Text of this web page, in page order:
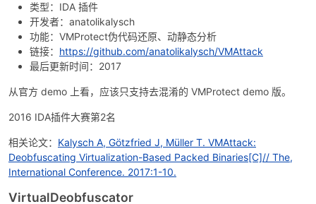
类型：IDA 插件
开发者：anatolikalysch
功能：VMProtect伪代码还原、动静态分析
链接： https://github.com/anatolikalysch/VMAttack
最后更新时间：2017
从官方 demo 上看，应该只支持去混淆的 VMProtect demo 版。
2016 IDA插件大赛第2名
相关论文： Kalysch A, Götzfried J, Müller T. VMAttack:
Deobfuscating Virtualization-Based Packed Binaries[C]// The,
International Conference. 2017:1-10.
VirtualDeobfuscator